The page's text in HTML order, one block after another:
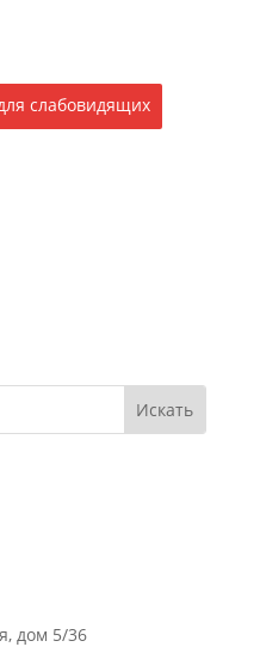
слабовидящих
дом 5/36